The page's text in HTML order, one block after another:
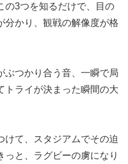
の3つを知るだけで、目の
分かり、観戦の解像度が格
ぶつかり合う音、一瞬で局
トライが決まった瞬間の大
けて、スタジアムでその迫
っと、ラグビーの虜になり